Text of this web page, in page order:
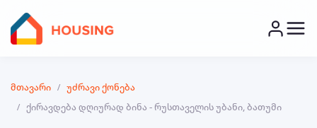
მთავარი
უძრავი ქონება
ქირავდება დღიურად ბინა - რუსთაველის უბანი, ბათუმი